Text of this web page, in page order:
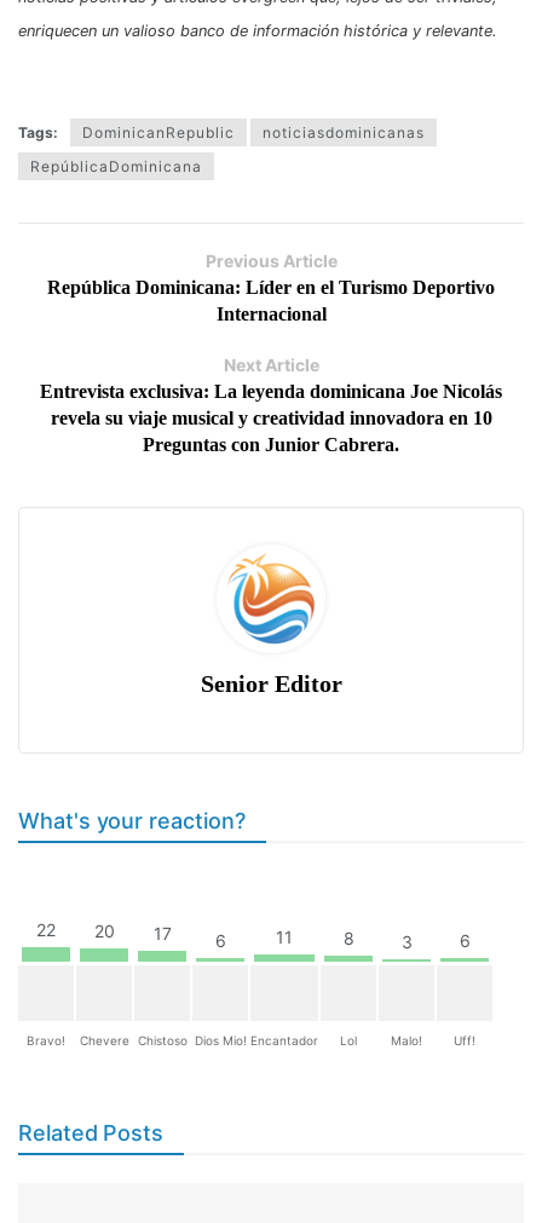
enriquecen un valioso banco de información histórica y relevante.
Tags: DominicanRepublic
noticiasdominicanas
RepúblicaDominicana
Previous Article
República Dominicana: Líder en el Turismo Deportivo
Internacional
Next Article
Entrevista exclusiva: La leyenda dominicana Joe Nicolás
revela su viaje musical y creatividad innovadora en 10
Preguntas con Junior Cabrera.
Senior Editor
What's your reaction?
22
Bravo!
20
Chevere
17
Chistoso
6
Dios Mio!
11
Encantador
8
Lol
3
Malo!
6
Uff!
Related Posts